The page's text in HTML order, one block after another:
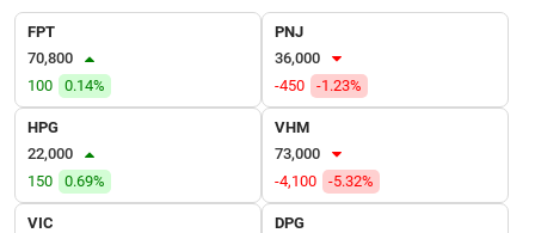
FPT
70,800
100
0.14%
PNJ
36,000
-450
-1.23%
HPG
22,000
150
0.69%
VHM
73,000
-4,100
-5.32%
VIC
DPG
VỤ
TRUYỀN
THÔNG
TIỆN
ÍCH